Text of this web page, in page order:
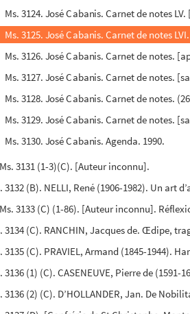
Ms. 3124. José Cabanis. Carnet de notes
Ms. 3125. José Cabanis. Carnet de notes
Ms. 3126. José Cabanis. Carnet de notes.
Ms. 3127. José Cabanis. Carnet de notes.
Ms. 3128. José Cabanis. Carnet de notes.
Ms. 3129. José Cabanis. Carnet de notes.
Ms. 3130. José Cabanis. Agenda. 1990.
Ms. 3131 (1-3)(C). [Auteur inconnu].
3132 (B). NELLI, René (1906-1982). Un art
Ms. 3133 (C) (1-86). [Auteur inconnu].
3134 (C). RANCHIN, Jacques de. Œdipe,
3135 (C). PRAVIEL, Armand (1845-1944).
3136 (1) (C). CASENEUVE, Pierre de
3136 (2) (C). D’HOLLANDER, Jan. De